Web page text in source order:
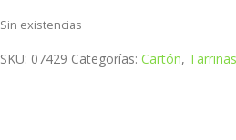
Sin existencias
SKU: 07429 Categorías:Cartón, Tarrinas